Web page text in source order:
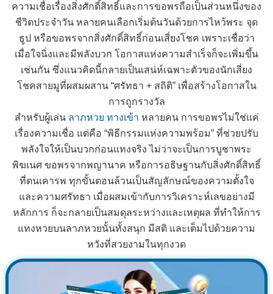
ความเชื่อเรื่องสิ่งศักดิ์สิทธิ์และการขอพรถือเป็นส่วนหนึ่งของ
ชีวิตประจำวัน หลายคนเลือกเริ่มต้นวันด้วยการไหว้พระ จุด
ธูป หรือขอพรจากสิ่งศักดิ์สิทธิ์ก่อนเสี่ยงโชค เพราะเชื่อว่า
เมื่อใจนิ่งและมีพลังบวก โอกาสแห่งความสำเร็จก็จะเพิ่มขึ้น
เช่นกัน ซึ่งแนวคิดนี้กลายเป็นเสน่ห์เฉพาะตัวของนักเสี่ยง
โชคสายมูที่ผสมผสาน “ศรัทธา + สถิติ” เพื่อสร้างโอกาสใน
การถูกรางวัล
สำหรับผู้เล่น ลาภหวย ทางเข้า หลายคน การขอพรไม่ใช่แค่
เรื่องความเชื่อ แต่คือ “พิธีกรรมแห่งความพร้อม” ที่ช่วยปรับ
พลังใจให้เป็นบวกก่อนแทงจริง ไม่ว่าจะเป็นการบูชาพระ
พิฆเนศ ขอพรจากพญานาค หรือการอธิษฐานกับสิ่งศักดิ์สิทธิ์
ที่ตนเคารพ ทุกขั้นตอนล้วนเป็นสัญลักษณ์ของความตั้งใจ
และความศรัทธา เมื่อผสมเข้ากับการวิเคราะห์เลขอย่างมี
หลักการ ก็จะกลายเป็นสมดุลระหว่างและเหตุผล ที่ทำให้การ
แทงหวยบนลาภหวยนั้นทั้งสนุก มีสติ และเต็มไปด้วยความ
หวังที่สวยงามในทุกงวด